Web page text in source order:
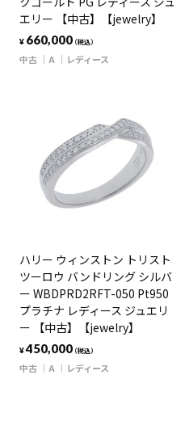
エリー 【中古】【jewelry】
¥ 660,000（税込）
中古 A レディース
ハリー ウィンストン トリスト
ツーロウ バンドリング シルバ
ー WBDPRD2RFT-050 Pt950
プラチナ レディース ジュエリ
ー 【中古】【jewelry】
¥450,000（税込）
中古 A レディース